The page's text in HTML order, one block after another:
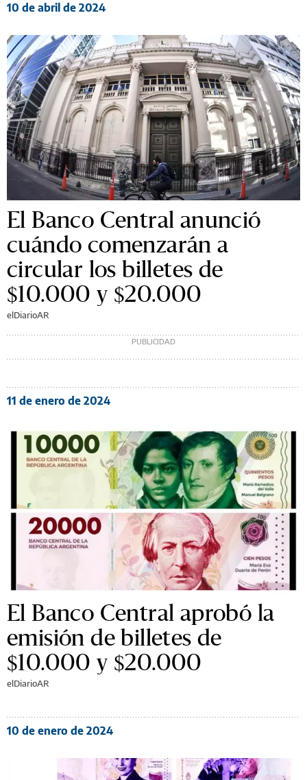
10 de abril de 2024
El Banco Central anunció
cuándo comenzarán a
circular los billetes de
$10.000 y $20.000
elDiarioAR
11 de enero de 2024
El Banco Central aprobó la
emisión de billetes de
$10.000 y $20.000
elDiarioAR
10 de enero de 2024